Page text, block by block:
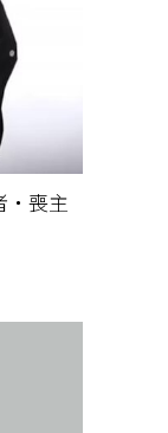
・喪主